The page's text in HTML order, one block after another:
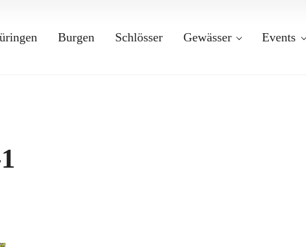
Burgen Schlösser Gewässer Events